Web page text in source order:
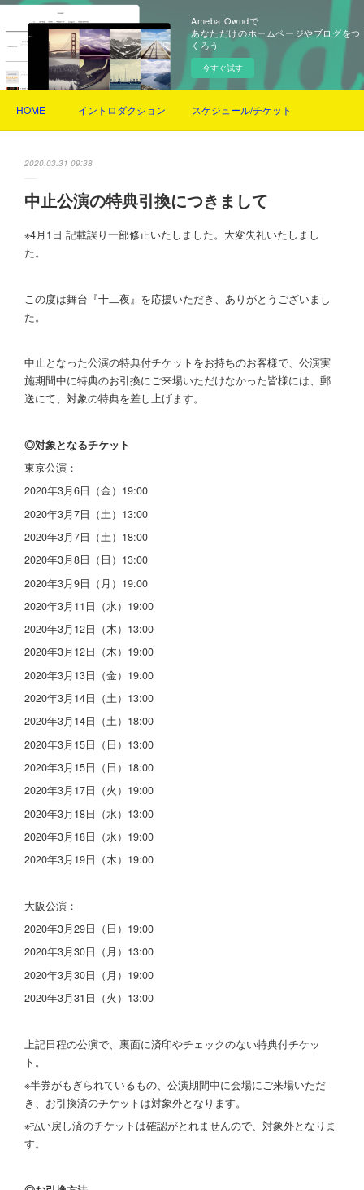
Ameba Owndで
あなただけのホームページやブログをつ
くろう
今すぐ試す
HOME イントロダクション スケジュール/チケット
2020.03.31 09:38
中止公演の特典引換につきまして
※4月1日 記載誤り一部修正いたしました。大変失礼いたしまし
た。
この度は舞台『十二夜』を応援いただき、ありがとうございまし
た。
中止となった公演の特典付チケットをお持ちのお客様で、公演実
施期間中に特典のお引換にご来場いただけなかった皆様には、郵
送にて、対象の特典を差し上げます。
◎対象となるチケット
東京公演：
2020年3月6日（金）19:00
2020年3月7日（土）13:00
2020年3月7日（土）18:00
2020年3月8日（日）13:00
2020年3月9日（月）19:00
2020年3月11日（水）19:00
2020年3月12日（木）13:00
2020年3月12日（木）19:00
2020年3月13日（金）19:00
2020年3月14日（土）13:00
2020年3月14日（土）18:00
2020年3月15日（日）13:00
2020年3月15日（日）18:00
2020年3月17日（火）19:00
2020年3月18日（水）13:00
2020年3月18日（水）19:00
2020年3月19日（木）19:00
大阪公演：
2020年3月29日（日）19:00
2020年3月30日（月）13:00
2020年3月30日（月）19:00
2020年3月31日（火）13:00
上記日程の公演で、裏面に済印やチェックのない特典付チケッ
ト。
※半券がもぎられているもの、公演期間中に会場にご来場いただ
き、お引換済のチケットは対象外となります。
※払い戻し済のチケットは確認がとれませんので、対象外となりま
す。